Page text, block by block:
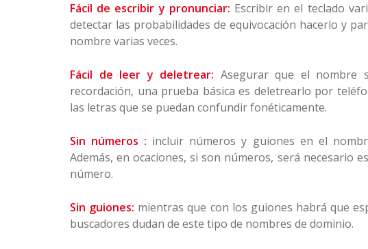
Fácil de escribir y pronunciar: Escribir en el teclado
detectar las probabilidades de equivocación hacerlo y
nombre varias veces.
Fácil de leer y deletrear: Asegurar que el nombre
recordación, una prueba básica es deletrearlo por
las letras que se puedan confundir fonéticamente.
Sin números : incluir números y guiones en el
Además, en ocaciones, si son números, será necesario
número.
Sin guiones: mientras que con los guiones habrá que
buscadores dudan de este tipo de nombres de dominio.